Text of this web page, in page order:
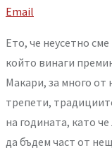
Email
Ето, че неусетно
който винаги
Макари, за много от
трепети,
на годината, като
да бъдем част от